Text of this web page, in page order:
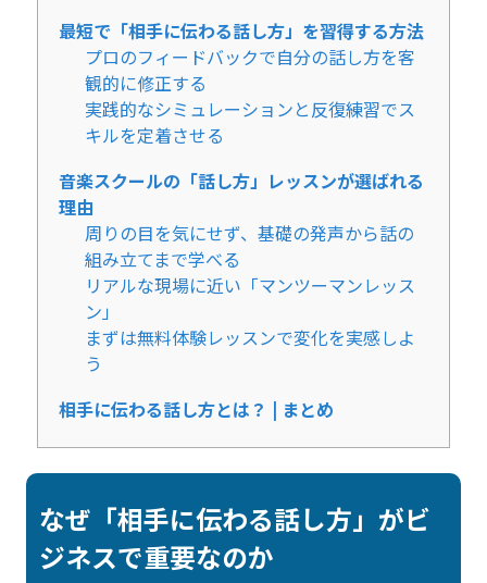
最短で「相手に伝わる話し方」を習得する方法
プロのフィードバックで自分の話し方を客
観的に修正する
実践的なシミュレーションと反復練習でス
キルを定着させる
音楽スクールの「話し方」レッスンが選ばれる
理由
周りの目を気にせず、基礎の発声から話の
組み立てまで学べる
リアルな現場に近い「マンツーマンレッス
ン」
まずは無料体験レッスンで変化を実感しよ
う
相手に伝わる話し方とは？ | まとめ
なぜ「相手に伝わる話し方」がビ
ジネスで重要なのか